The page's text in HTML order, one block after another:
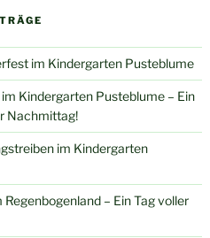
im Kindergarten Pusteblume
Kindergarten Pusteblume – Ein
Nachmittag!
im Kindergarten
– Ein Tag voller